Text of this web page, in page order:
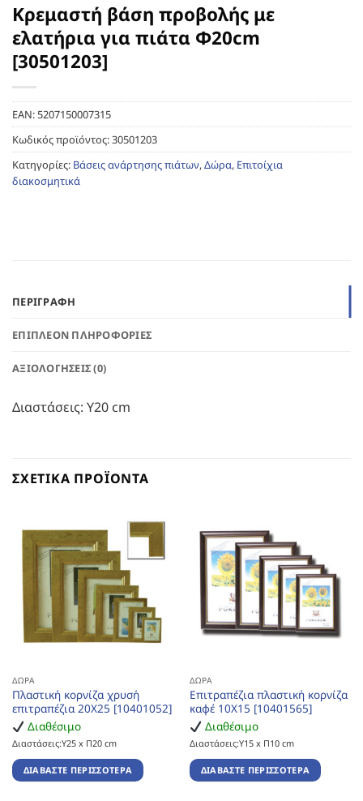
Κρεμαστή βάση προβολής με
ελατήρια για πιάτα Φ20cm
[30501203]
EAN:5207150007315
Κωδικός προϊόντος:30501203
Κατηγορίες: Βάσεις ανάρτησης πιάτων,Δώρα, Επιτοίχια
διακοσμητικά
ΠΕΡΙΓΡΑΦΉ
ΕΠΙΠΛΈΟΝ ΠΛΗΡΟΦΟΡΊΕΣ
ΑΞΙΟΛΟΓΉΣΕΙΣ (0)
Διαστάσεις: Υ20 cm
ΣΧΕΤΙΚΆ ΠΡΟΪΌΝΤΑ
ΔΏΡΑ
Πλαστική κορνίζα χρυσή
επιτραπέζια 20Χ25 [10401052]
Διαθέσιμο
Διαστάσεις:Υ25 x Π20 cm
ΔΙΑΒΆΣΤΕ ΠΕΡΙΣΣΌΤΕΡΑ
ΔΏΡΑ
Επιτραπέζια πλαστική κορνίζα
καφέ 10Χ15 [10401565]
Διαθέσιμο
Διαστάσεις:Υ15 x Π10 cm
ΔΙΑΒΆΣΤΕ ΠΕΡΙΣΣΌΤΕΡΑ